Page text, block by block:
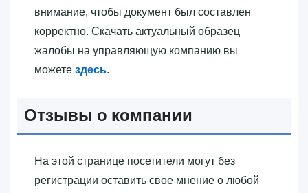
внимание, чтобы документ был составлен
корректно. Скачать актуальный образец
жалобы на управляющую компанию вы
можете здесь.
Отзывы о компании
На этой странице посетители могут без
регистрации оставить свое мнение о любой